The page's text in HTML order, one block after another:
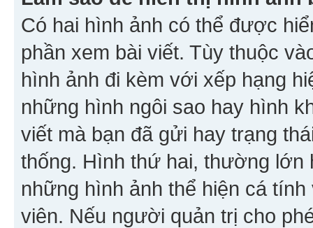
Có hai hình ảnh có thể được
phần xem bài viết. Tùy thuộc
hình ảnh đi kèm với xếp hạng
những hình ngôi sao hay hình
viết mà bạn đã gửi hay trạng
thống. Hình thứ hai, thường
những hình ảnh thể hiện cá
viên. Nếu người quản trị cho